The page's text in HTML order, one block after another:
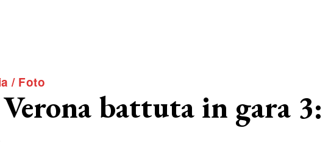
/ Foto
battuta in gara 3: